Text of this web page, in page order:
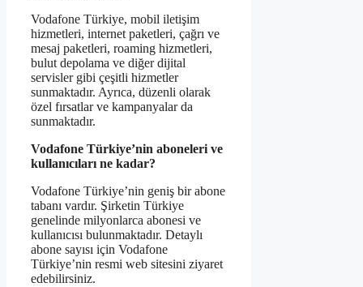
Vodafone Türkiye, mobil iletişim
hizmetleri, internet paketleri, çağrı ve
mesaj paketleri, roaming hizmetleri,
bulut depolama ve diğer dijital
servisler gibi çeşitli hizmetler
sunmaktadır. Ayrıca, düzenli olarak
özel fırsatlar ve kampanyalar da
sunmaktadır.
Vodafone Türkiye’nin aboneleri ve
kullanıcıları ne kadar?
Vodafone Türkiye’nin geniş bir abone
tabanı vardır. Şirketin Türkiye
genelinde milyonlarca abonesi ve
kullanıcısı bulunmaktadır. Detaylı
abone sayısı için Vodafone
Türkiye’nin resmi web sitesini ziyaret
edebilirsiniz.